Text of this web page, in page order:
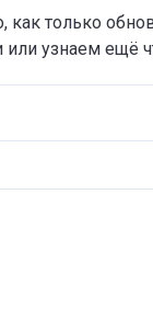
только
узнаем ещё